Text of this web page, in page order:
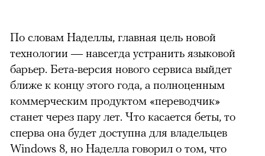
По словам Наделлы, главная цель новой
технологии — навсегда устранить языковой
барьер. Бета-версия нового сервиса выйдет
ближе к концу этого года, а полноценным
коммерческим продуктом «переводчик»
станет через пару лет. Что касается беты, то
сперва она будет доступна для владельцев
Windows 8, но Наделла говорил о том, что